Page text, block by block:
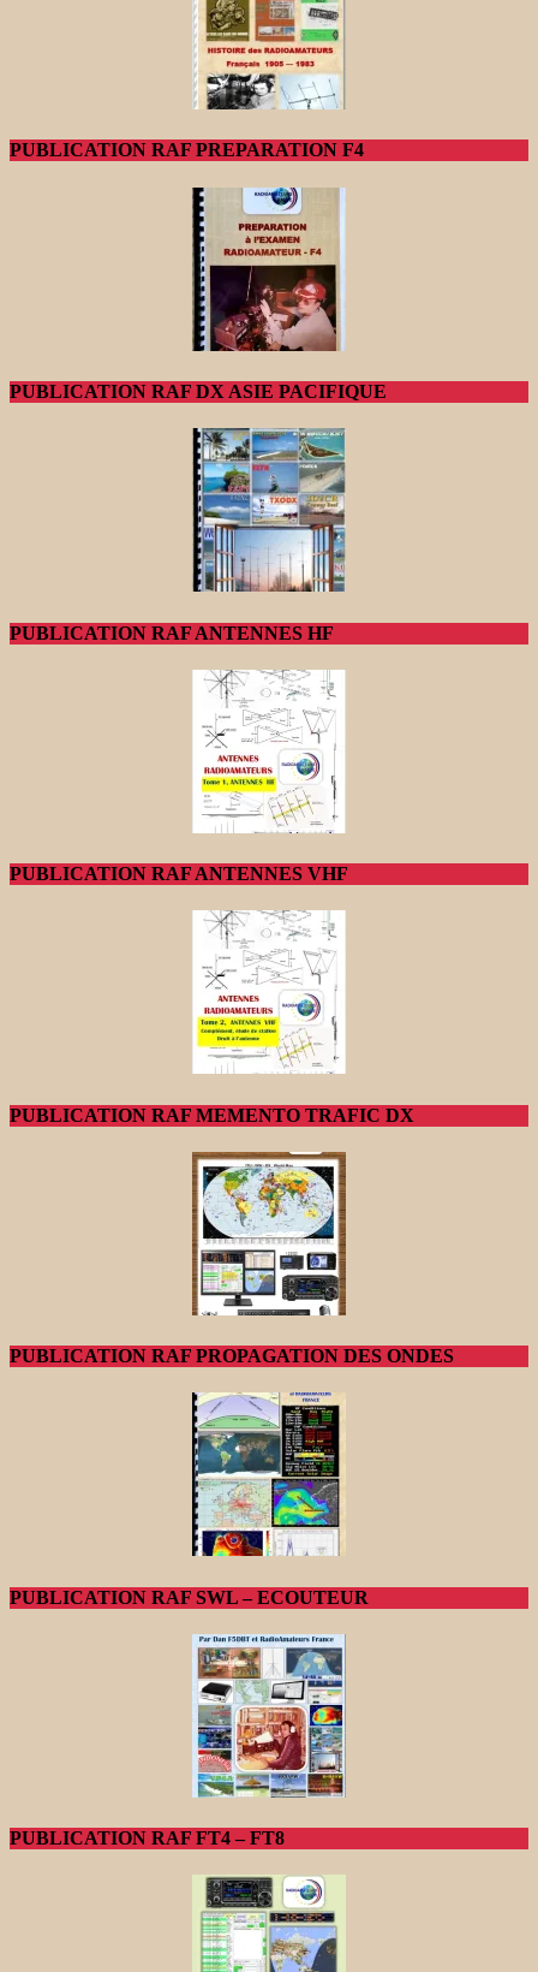
PUBLICATION RAF PREPARATION F4
PUBLICATION RAF DX ASIE PACIFIQUE
PUBLICATION RAF ANTENNES HF
PUBLICATION RAF ANTENNES VHF
PUBLICATION RAF MEMENTO TRAFIC DX
PUBLICATION RAF PROPAGATION DES ONDES
PUBLICATION RAF SWL – ECOUTEUR
PUBLICATION RAF FT4 – FT8